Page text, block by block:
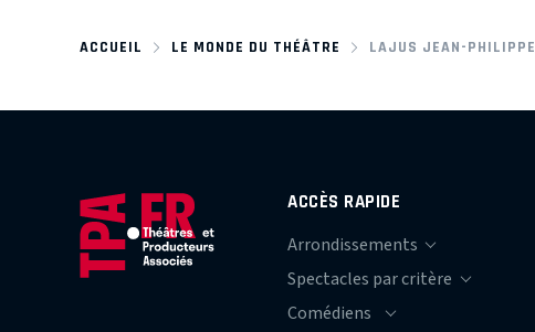
ACCUEIL LE MONDE DU THÉÂTRE LAJUS JEAN-PHILIPPE
ACCÈS RAPIDE